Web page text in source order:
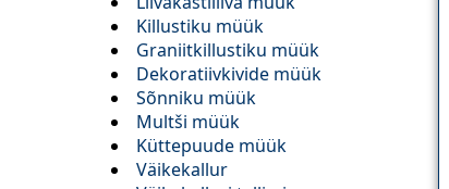
Killustiku müük
Graniitkillustiku müük
Dekoratiivkivide müük
Sõnniku müük
Multši müük
Küttepuude müük
Väikekallur